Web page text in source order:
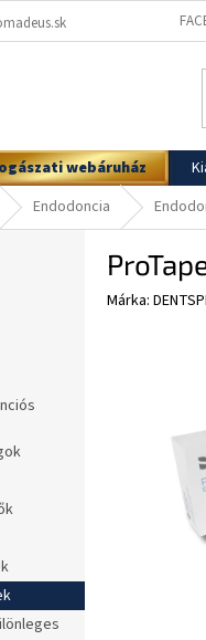
webáruház
Endodoncia
Márka: